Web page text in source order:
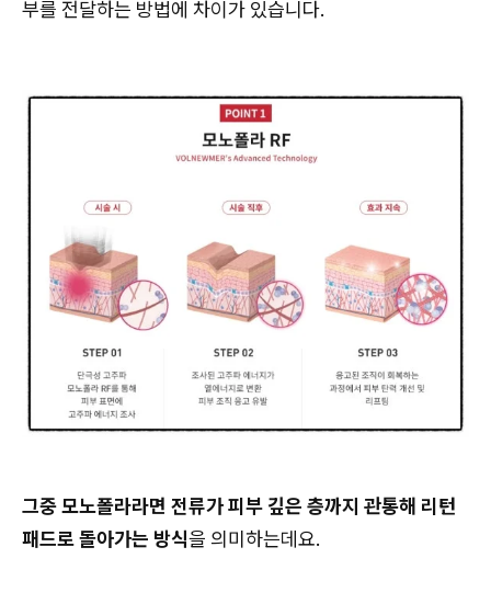
부를 전달하는 방법에 차이가 있습니다.
그중 모노폴라라면 전류가 피부 깊은 층까지 관통해 리턴
패드로 돌아가는 방식을 의미하는데요.